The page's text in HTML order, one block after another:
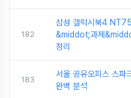
182
삼성 갤럭시북4
&middot;과제
정리
183
서울 공유오피스 스파
완벽 분석